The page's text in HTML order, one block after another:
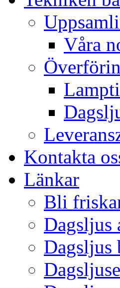
Våra
Kontakta
Länkar
Bli
Dagsljus
Dagsljus